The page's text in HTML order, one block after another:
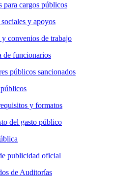
cargos públicos
y apoyos
convenios de trabajo
funcionarios
públicos sancionados
y formatos
del gasto público
publicidad oficial
de Auditorías